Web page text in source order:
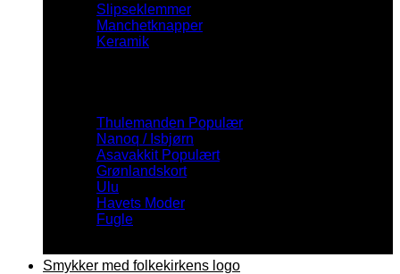
Slipseklemmer
Manchetknapper
Keramik
Thulemanden
Nanoq / Isbjørn
Asavakkit
Grønlandskort
Ulu
Havets Moder
Fugle
Smykker med folkekirkens logo